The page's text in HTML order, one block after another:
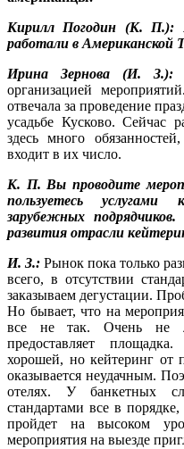
Кирилл Погодин (К.
работали в Американской
Ирина Зернова (И. З.):
организацией
отвечала за проведение
усадьбе Кусково. Сейчас
здесь много
входит в их число.
К. П. Вы проводите
пользуетесь
зарубежных
развития отрасли
И. З.: Рынок пока только
всего, в отсутствии
заказываем дегустации.
Но бывает, что на
все не так. Очень не
предоставляет
хорошей, но кейтеринг от
оказывается неудачным.
отелях. У банкетных
стандартами все в
пройдет на высоком
мероприятия на выезде